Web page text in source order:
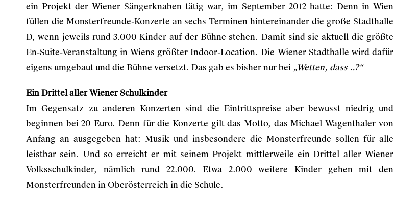
ein Projekt der Wiener Sängerknaben tätig war, im September 2012 hatte: Denn in Wien
füllen die Monsterfreunde-Konzerte an sechs Terminen hintereinander die große Stadthalle
D, wenn jeweils rund 3.000 Kinder auf der Bühne stehen. Damit sind sie aktuell die größte
En-Suite-Veranstaltung in Wiens größter Indoor-Location. Die Wiener Stadthalle wird dafür
eigens umgebaut und die Bühne versetzt. Das gab es bisher nur bei „Wetten, dass ..?“
Ein Drittel aller Wiener Schulkinder
Im Gegensatz zu anderen Konzerten sind die Eintrittspreise aber bewusst niedrig und
beginnen bei 20 Euro. Denn für die Konzerte gilt das Motto, das Michael Wagenthaler von
Anfang an ausgegeben hat: Musik und insbesondere die Monsterfreunde sollen für alle
leistbar sein. Und so erreicht er mit seinem Projekt mittlerweile ein Drittel aller Wiener
Volksschulkinder, nämlich rund 22.000. Etwa 2.000 weitere Kinder gehen mit den
Monsterfreunden in Oberösterreich in die Schule.